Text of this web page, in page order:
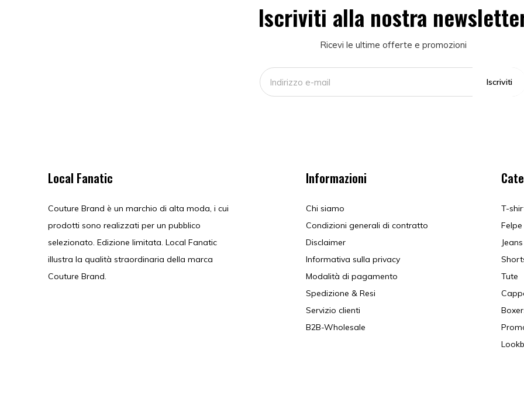
Iscriviti alla nostra
Ricevi le ultime offerte e promozioni
Iscriviti
Local Fanatic
Couture Brand è un marchio di alta moda, i cui
prodotti sono realizzati per un pubblico
selezionato. Edizione limitata. Local Fanatic
illustra la qualità straordinaria della marca
Couture Brand.
Informazioni
Chi siamo
Condizioni generali di contratto
Disclaimer
Informativa sulla privacy
Modalità di pagamento
Spedizione & Resi
Servizio clienti
B2B-Wholesale
T-
Felpe
Jeans
Tute